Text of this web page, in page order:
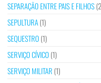
SEPARAÇÃO ENTRE PAIS E FILHOS
SEPULTURA(1)
SEQUESTRO (1)
SERVIÇO CÍVICO (1)
SERVIÇO MILITAR (1)